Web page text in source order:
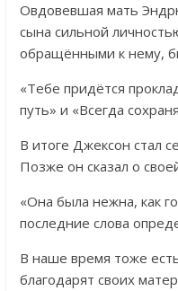
Овдовевшая мать
сына сильной
обращёнными к нему,
«Тебе придётся
путь» и «Всегда
В итоге Джексон стал
Позже он сказал о
«Она была нежна, как
последние слова
В наше время тоже
благодарят своих